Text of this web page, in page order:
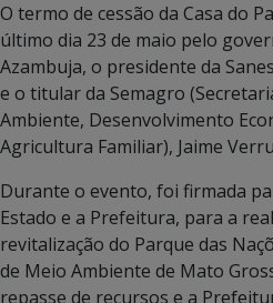
O termo de cessão da Casa do
último dia 23 de maio pelo
Azambuja, o presidente da
e o titular da Semagro
Ambiente, Desenvolvimento
Agricultura Familiar), Jaime
Durante o evento, foi firmada
Estado e a Prefeitura, para a
revitalização do Parque das
de Meio Ambiente de Mato
repasse de recursos e a